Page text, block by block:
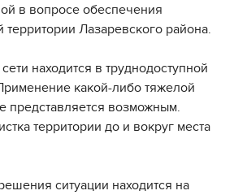
в вопросе обеспечения
Лазаревского района.
находится в труднодоступной
какой-либо тяжелой
представляется возможным.
территории до и вокруг места
ситуации находится на